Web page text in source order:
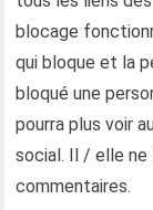
blocage
qui bloque et la
bloqué une
pourra plus voir
social. Il / elle ne
commentaires.